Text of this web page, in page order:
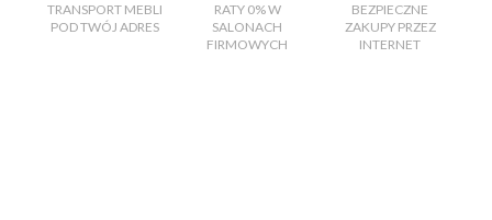
TRANSPORT MEBLI
POD TWÓJ ADRES
RATY 0% W
SALONACH
FIRMOWYCH
BEZPIECZNE
ZAKUPY PRZEZ
INTERNET